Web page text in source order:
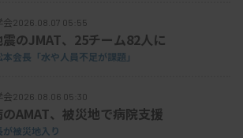
会2026.08.07 05:55
のJMAT、25チーム82人に
本会長「水や人員不足が課題」
会2026.08.06 05:30
AMAT、被災地で病院支援
が被災地入り